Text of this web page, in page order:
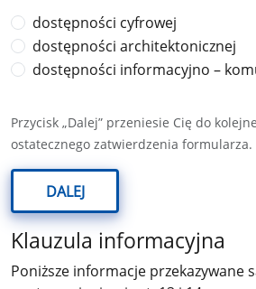
dostępności cyfrowej
dostępności architektonicznej
dostępności informacyjno –
Przycisk „Dalej” przeniesie Cię do
ostatecznego zatwierdzenia formularza.
DALEJ
Klauzula informacyjna
Poniższe informacje przekazywane